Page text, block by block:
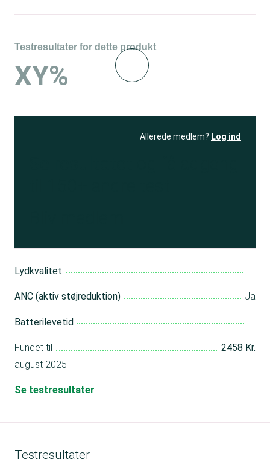
Testresultater for dette produkt
XY%
Allerede medlem? Log ind
Lydkvalitet
ANC (aktiv støjreduktion) Ja
Batterilevetid
Fundet til
2458 Kr.
august 2025
Se testresultater
Testresultater